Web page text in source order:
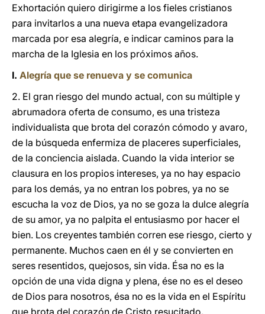
Exhortación quiero dirigirme a los fieles cristianos
para invitarlos a una nueva etapa evangelizadora
marcada por esa alegría, e indicar caminos para la
marcha de la Iglesia en los próximos años.
I. Alegría que se renueva y se comunica
2. El gran riesgo del mundo actual, con su múltiple y
abrumadora oferta de consumo, es una tristeza
individualista que brota del corazón cómodo y avaro,
de la búsqueda enfermiza de placeres superficiales,
de la conciencia aislada. Cuando la vida interior se
clausura en los propios intereses, ya no hay espacio
para los demás, ya no entran los pobres, ya no se
escucha la voz de Dios, ya no se goza la dulce alegría
de su amor, ya no palpita el entusiasmo por hacer el
bien. Los creyentes también corren ese riesgo, cierto y
permanente. Muchos caen en él y se convierten en
seres resentidos, quejosos, sin vida. Ésa no es la
opción de una vida digna y plena, ése no es el deseo
de Dios para nosotros, ésa no es la vida en el Espíritu
que brota del corazón de Cristo resucitado.